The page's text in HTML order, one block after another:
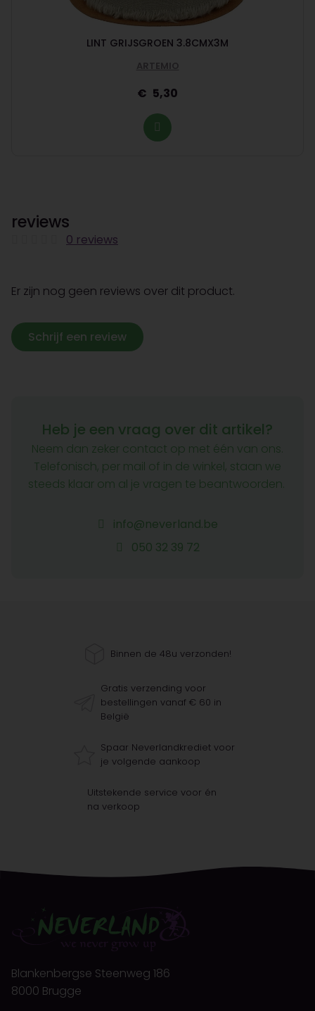
LINT GRIJSGROEN 3.8CMX3M
ARTEMIO
5,30
reviews
0 reviews
Er zijn nog geen reviews over dit product.
Schrijf een review
Heb je een vraag over dit artikel?
Neem dan zeker contact op met één van ons.
Telefonisch, per mail of in de winkel, staan we
steeds klaar om al je vragen te beantwoorden.
info@neverland.be
050 32 39 72
Binnen de 48u verzonden!
Gratis verzending voor
bestellingen vanaf € 60 in
België
Spaar Neverlandkrediet voor
je volgende aankoop
Uitstekende service voor én
na verkoop
Blankenbergse Steenweg 186
8000 Brugge